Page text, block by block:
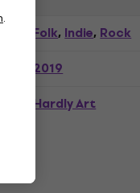
.
Folk,Indie,Rock
2019
Hardly Art